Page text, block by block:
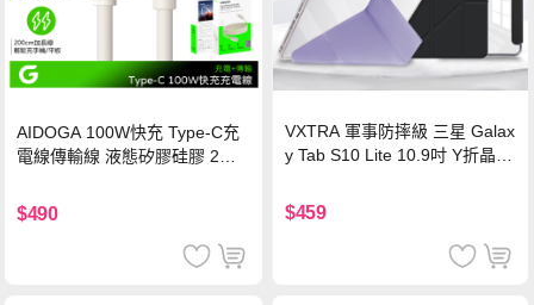
AIDOGA 100W快充 Type-C充
電線傳輸線 液態矽膠硅膠 2M
$490
VXTRA 軍事防摔級 三星 Galax
y Tab S10 Lite 10.9吋 Y折晶透
$459